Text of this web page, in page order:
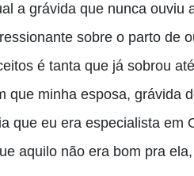
a grávida que nunca ouviu
sobre o parto de
é tanta que já sobrou até
minha esposa, grávida
que eu era especialista em
aquilo não era bom pra